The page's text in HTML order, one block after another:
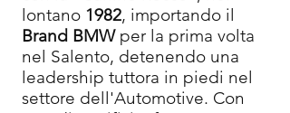
lontano 1982, importando il
Brand BMWper la prima volta
nel Salento, detenendo una
leadership tuttora in piedi nel
settore dell'Automotive. Con